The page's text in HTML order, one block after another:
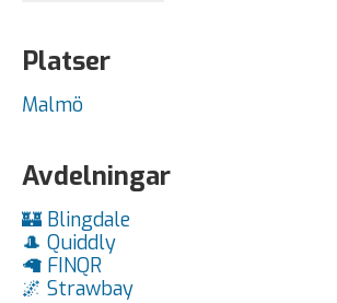
Platser
Malmö
Avdelningar
🏰 Blingdale
🎩 Quiddly
🦙 FINQR
🌌 Strawbay